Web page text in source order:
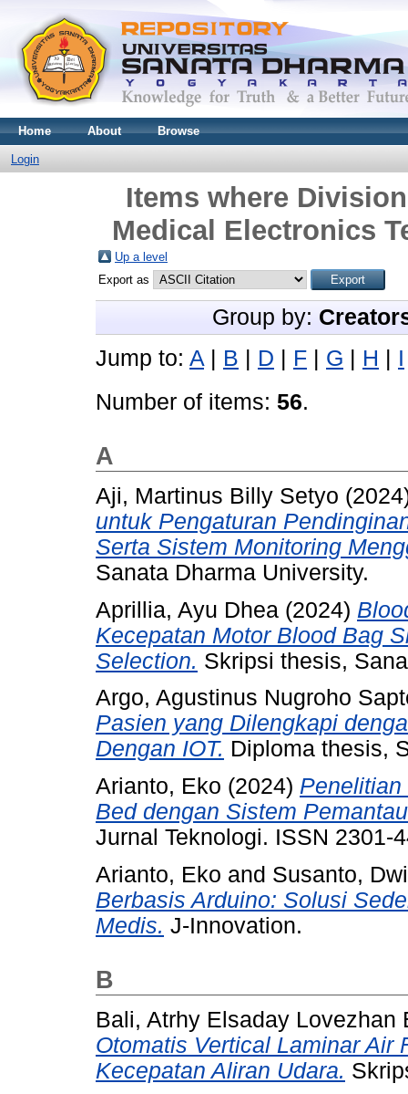
Home About Browse
Login
Items where
Medical Electronics
Up a level
Export as
Group by:
Jump to: A B D F G H I
Number of items: 56.
A
Aji, Martinus Billy Setyo
untuk Pengaturan
Serta Sistem Monitoring
Sanata Dharma University.
Aprillia, Ayu Dhea (2024)
Kecepatan Motor Blood Bag
Selection. Skripsi thesis,
Argo, Agustinus Nugroho
Pasien yang Dilengkapi
Dengan IOT. Diploma thesis,
Arianto, Eko (2024) Penelitian
Bed dengan Sistem
Jurnal Teknologi. ISSN 2301-
Arianto, Eko and Susanto, Dwi
Berbasis Arduino: Solusi
Medis. J-Innovation.
B
Bali, Atrhy Elsaday Lovezhan
Otomatis Vertical Laminar Air
Kecepatan Aliran Udara.